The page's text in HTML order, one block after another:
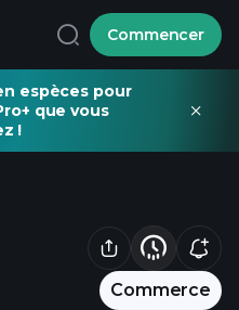
Commencer
espèces pour
que vous
!
Commerce